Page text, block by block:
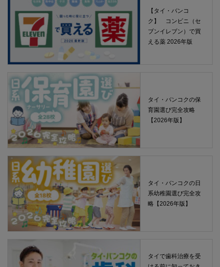
【タイ・バンコ
ク】 コンビニ（セ
ブンイレブン）で買
える薬 2026年版
タイ・バンコクの保
育園選び完全攻略
【2026年版】
タイ・バンコクの日
系幼稚園選び完全攻
略【2026年版】
タイで歯科治療を受